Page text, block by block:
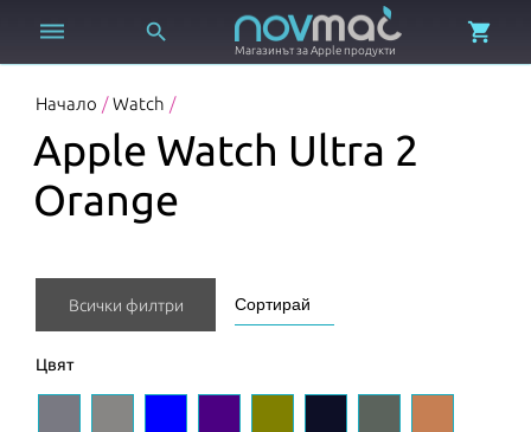
 
Магазинът за Apple продукти

Начало / Watch /
Apple Watch Ultra 2
Orange
Всички филтри
Цвят